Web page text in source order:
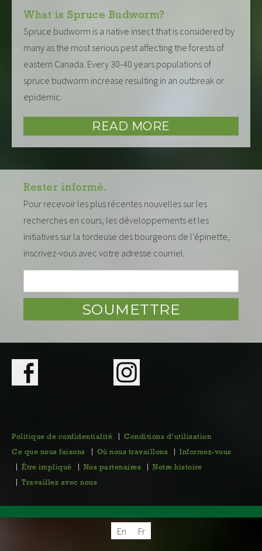
What is Spruce Budworm?
Spruce budworm is a native insect that is considered by
many as the most serious pest affecting the forests of
eastern Canada. Every 30-40 years populations of
spruce budworm increase resulting in an outbreak or
epidemic.
READ MORE
Rester informé.
Pour recevoir les plus récentes nouvelles sur les
recherches en cours, les développements et les
initiatives sur la tordeuse des bourgeons de l’épinette,
inscrivez-vous avec votre adresse courriel.
Politique de confidentialité Conditions d’utilisation
Ce que nous faisons Où nous travaillons Informez-vous
Être impliqué Nos partenaires Notre histoire
Travaillez avec nous
En Fr